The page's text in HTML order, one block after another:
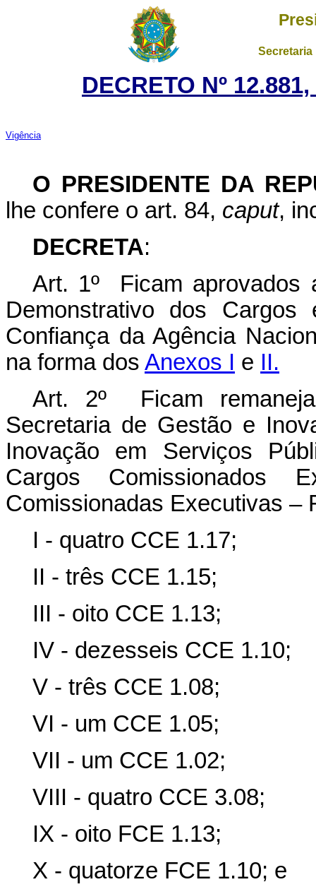
DECRETO Nº
Vigência
O PRESIDENTE DA
lhe confere o art. 84, caput,
DECRETA:
Art. 1º Ficam aprovados
Demonstrativo dos
Confiança da Agência
na forma dos Anexos I e II.
Art. 2º Ficam
Secretaria de Gestão e
Inovação em Serviços
Cargos Comissionados
Comissionadas Executivas –
I - quatro CCE 1.17;
II - três CCE 1.15;
III - oito CCE 1.13;
IV - dezesseis CCE 1.10;
V - três CCE 1.08;
VI - um CCE 1.05;
VII - um CCE 1.02;
VIII - quatro CCE 3.08;
IX - oito FCE 1.13;
X - quatorze FCE 1.10; e